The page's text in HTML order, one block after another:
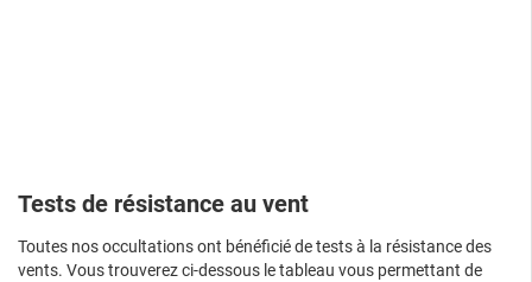
Tests de résistance au vent
Toutes nos occultations ont bénéficié de tests à la résistance des
vents. Vous trouverez ci-dessous le tableau vous permettant de